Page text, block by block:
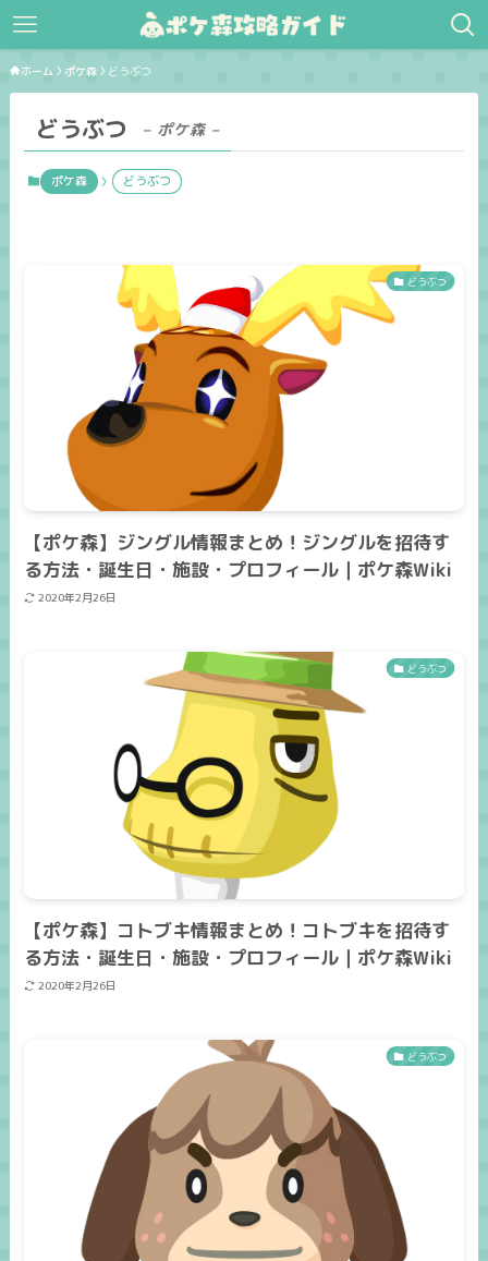
ホーム ポケ森 どうぶつ
どうぶつ – ポケ森 –
ポケ森 どうぶつ
どうぶつ
【ポケ森】ジングル情報まとめ！ジングルを招待す
る方法・誕生日・施設・プロフィール｜ポケ森Wiki
2020年2月26日
どうぶつ
【ポケ森】コトブキ情報まとめ！コトブキを招待す
る方法・誕生日・施設・プロフィール｜ポケ森Wiki
2020年2月26日
どうぶつ